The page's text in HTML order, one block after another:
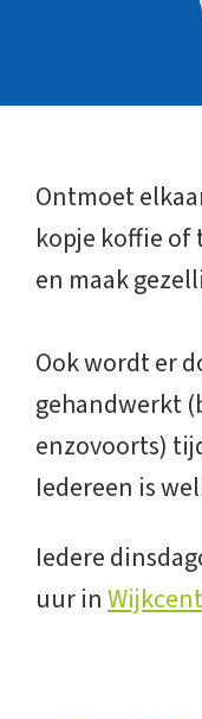
Ontmoet
kopje koffie of
en maak
Ook wordt er
gehandwerkt
enzovoorts)
Iedereen is
Iedere
uur in